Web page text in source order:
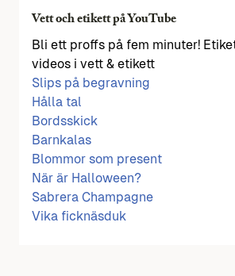
Vett och etikett på YouTube
Bli ett proffs på fem minuter!
videos i vett & etikett
Slips på begravning
Hålla tal
Bordsskick
Barnkalas
Blommor som present
När är Halloween?
Sabrera Champagne
Vika ficknäsduk